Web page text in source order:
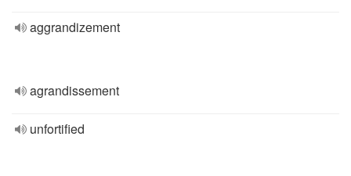
aggrandizement
agrandissement
unfortified